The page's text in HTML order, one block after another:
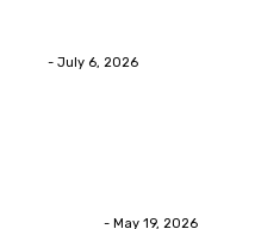
- July 6, 2026
- May 19, 2026